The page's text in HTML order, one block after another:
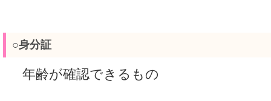
○身分証
年齢が確認できるもの